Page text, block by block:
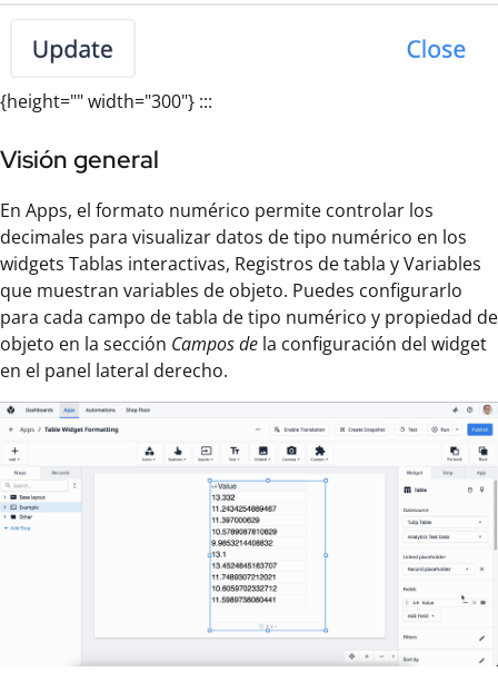
{height="" width="300"} :::
Visión general
En Apps, el formato numérico permite controlar los
decimales para visualizar datos de tipo numérico en los
widgets Tablas interactivas, Registros de tabla y Variables
que muestran variables de objeto. Puedes configurarlo
para cada campo de tabla de tipo numérico y propiedad de
objeto en la sección Campos de la configuración del widget
en el panel lateral derecho.